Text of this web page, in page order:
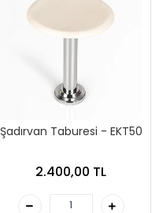
Şadırvan Taburesi - EKT50
2.400,00 TL